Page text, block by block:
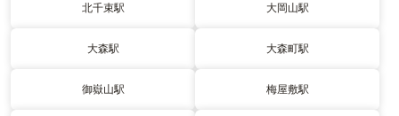
北千束駅 大岡山駅
大森駅 大森町駅
御嶽山駅 梅屋敷駅